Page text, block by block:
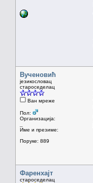
Вученовић
језикословац
староседелац
Ван мреже
Пол:
Организација:
Име и презиме:
Поруке: 889
Фаренхајт
староседелац